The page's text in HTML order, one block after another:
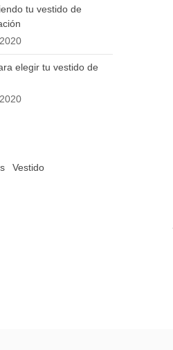
tu vestido de
elegir tu vestido de
Vestido